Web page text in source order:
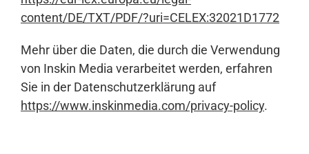
content/DE/TXT/PDF/?uri=CELEX:32021D1772
Mehr über die Daten, die durch die Verwendung
von Inskin Media verarbeitet werden, erfahren
Sie in der Datenschutzerklärung auf
https://www.inskinmedia.com/privacy-policy.